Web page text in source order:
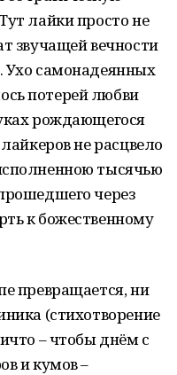
лайки просто не
звучащей вечности
Ухо самонадеянных
потерей любви
рождающегося
не расцвело
тысячью
через
к божественному
превращается, ни
(стихотворение
– чтобы днём с
и кумов –